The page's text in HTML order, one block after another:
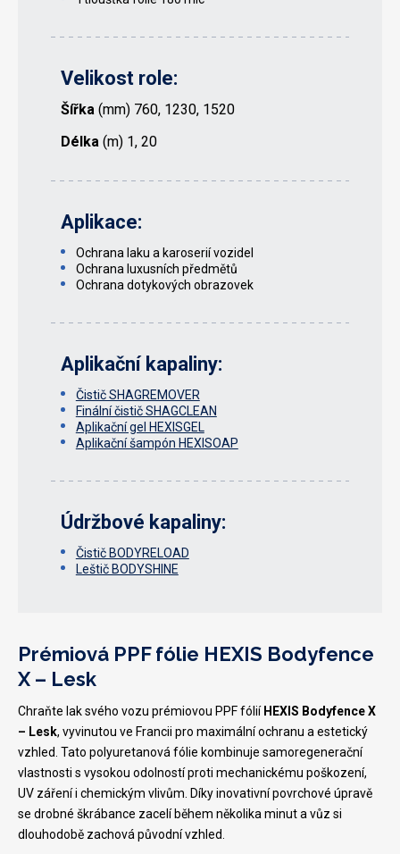
Prémiová PPF fólie HEXIS Bodyfence
X – Lesk
Chraňte lak svého vozu prémiovou PPF fólií HEXIS Bodyfence X
– Lesk, vyvinutou ve Francii pro maximální ochranu a estetický
vzhled. Tato polyuretanová fólie kombinuje samoregenerační
vlastnosti s vysokou odolností proti mechanickému poškození,
UV záření i chemickým vlivům. Díky inovativní povrchové úpravě
se drobné škrábance zacelí během několika minut a vůz si
dlouhodobě zachová původní vzhled.
Velikost role:
Šířka (mm) 760, 1230, 1520
Délka (m) 1, 20
Aplikace:
Ochrana laku a karoserií vozidel
Ochrana luxusních předmětů
Ochrana dotykových obrazovek
Aplikační kapaliny:
Čistič SHAGREMOVER
Finální čistič SHAGCLEAN
Aplikační gel HEXISGEL
Aplikační šampón HEXISOAP
Údržbové kapaliny:
Čistič BODYRELOAD
Leštič BODYSHINE